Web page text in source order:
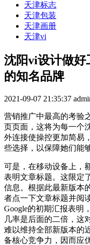
天津标志
天津包装
天津画册
天津vi
沈阳vi设计做好
的知名品牌
2021-09-07 21:35:37
营销推广中最高的考验
页页面，这将为每一个
外连接使操控更加简易
些选择，以保障她们能
可是，在移动设备上，
表明文章标题。这限定
信息。根据此最新版本
者点一下文章标题并阅
Google的初期汇报表明
几率是后面的二倍，这
难以维持全部新版本的
备核心竞争力，因而应